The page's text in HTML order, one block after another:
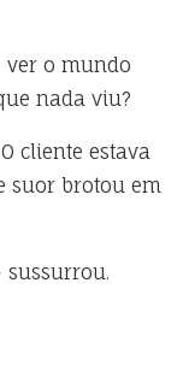
ver o mundo
nada viu?
cliente estava
suor brotou em